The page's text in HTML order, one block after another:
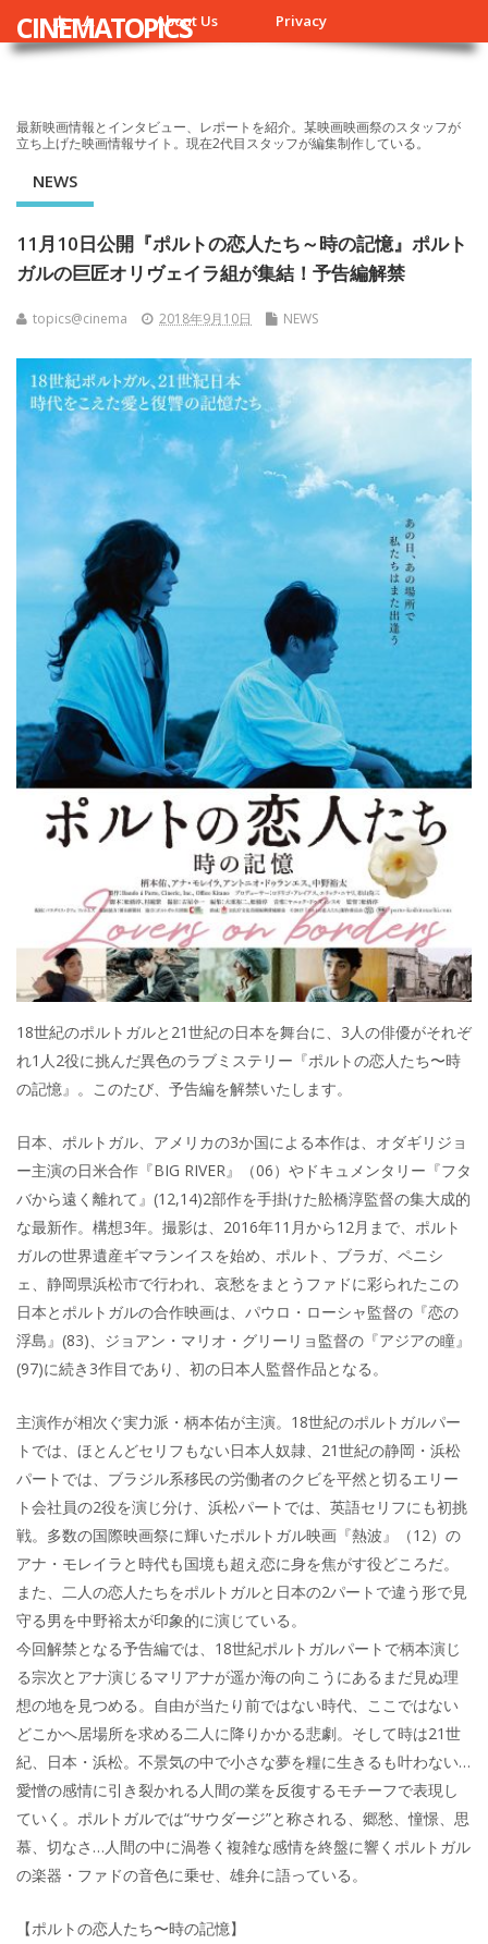
ホーム About Us Privacy
CINEMATOPICS
最新映画情報とインタビュー、レポートを紹介。某映画映画祭のスタッフが
立ち上げた映画情報サイト。現在2代目スタッフが編集制作している。
NEWS
11月10日公開『ポルトの恋人たち～時の記憶』ポルト
ガルの巨匠オリヴェイラ組が集結！予告編解禁
topics@cinema 2018年9月10日 NEWS
18世紀のポルトガルと21世紀の日本を舞台に、3人の俳優がそれぞ
れ1人2役に挑んだ異色のラブミステリー『ポルトの恋人たち〜時
の記憶』。このたび、予告編を解禁いたします。
日本、ポルトガル、アメリカの3か国による本作は、オダギリジョ
ー主演の日米合作『BIG RIVER』（06）やドキュメンタリー『フタ
バから遠く離れて』(12,14)2部作を手掛けた舩橋淳監督の集大成的
な最新作。構想3年。撮影は、2016年11月から12月まで、ポルト
ガルの世界遺産ギマランイスを始め、ポルト、ブラガ、ペニシ
ェ、静岡県浜松市で行われ、哀愁をまとうファドに彩られたこの
日本とポルトガルの合作映画は、パウロ・ローシャ監督の『恋の
浮島』(83)、ジョアン・マリオ・グリーリョ監督の『アジアの瞳』
(97)に続き3作目であり、初の日本人監督作品となる。
主演作が相次ぐ実力派・柄本佑が主演。18世紀のポルトガルパー
トでは、ほとんどセリフもない日本人奴隷、21世紀の静岡・浜松
パートでは、ブラジル系移民の労働者のクビを平然と切るエリー
ト会社員の2役を演じ分け、浜松パートでは、英語セリフにも初挑
戦。多数の国際映画祭に輝いたポルトガル映画『熱波』（12）の
アナ・モレイラと時代も国境も超え恋に身を焦がす役どころだ。
また、二人の恋人たちをポルトガルと日本の2パートで違う形で見
守る男を中野裕太が印象的に演じている。
今回解禁となる予告編では、18世紀ポルトガルパートで柄本演じ
る宗次とアナ演じるマリアナが遥か海の向こうにあるまだ見ぬ理
想の地を見つめる。自由が当たり前ではない時代、ここではない
どこかへ居場所を求める二人に降りかかる悲劇。そして時は21世
紀、日本・浜松。不景気の中で小さな夢を糧に生きるも叶わない…
愛憎の感情に引き裂かれる人間の業を反復するモチーフで表現し
ていく。ポルトガルでは“サウダージ”と称される、郷愁、憧憬、思
慕、切なさ…人間の中に渦巻く複雑な感情を終盤に響くポルトガル
の楽器・ファドの音色に乗せ、雄弁に語っている。
【ポルトの恋人たち〜時の記憶】